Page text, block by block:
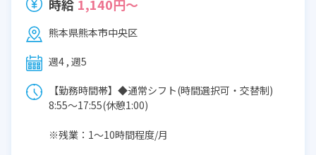
時給 1,140円～
熊本県熊本市中央区
週4 , 週5
【勤務時間帯】◆通常シフト(時間選択可・交替制)
8:55〜17:55(休憩1:00)
※残業：1〜10時間程度/月